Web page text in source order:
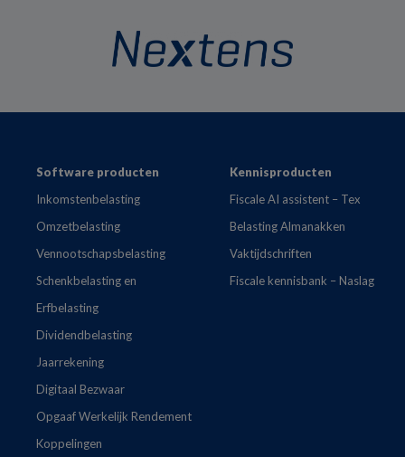
FooterSoftware producten
Inkomstenbelasting
Omzetbelasting
Vennootschapsbelasting
Schenkbelasting en
Erfbelasting
Dividendbelasting
Jaarrekening
Digitaal Bezwaar
Opgaaf Werkelijk Rendement
Koppelingen
Kennisproducten
Fiscale AI assistent – Tex
Belasting Almanakken
Vaktijdschriften
Fiscale kennisbank – Naslag